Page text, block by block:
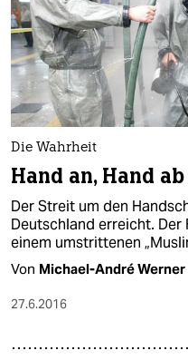
epaper login
Die Wahrheit
Hand an, Hand ab
Der Streit um den
Deutschland erreicht.
einem umstrittenen
Von Michael-André Werner
27.6.2016